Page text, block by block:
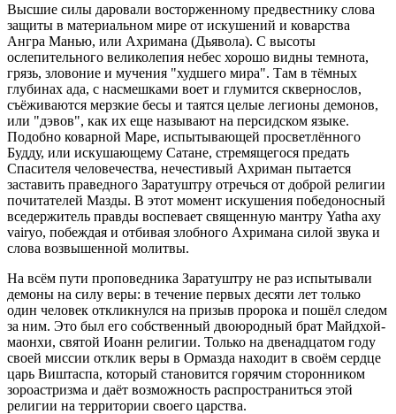
Высшие силы даровали восторженному предвестнику слова
защиты в материальном мире от искушений и коварства
Ангра Манью, или Ахримана (Дьявола). С высоты
ослепительного великолепия небес хорошо видны темнота,
грязь, зловоние и мучения "худшего мира". Там в тёмных
глубинах ада, с насмешками воет и глумится сквернослов,
съёживаются мерзкие бесы и таятся целые легионы демонов,
или "дэвов", как их еще называют на персидском языке.
Подобно коварной Маре, испытывающей просветлённого
Будду, или искушающему Сатане, стремящегося предать
Спасителя человечества, нечестивый Ахриман пытается
заставить праведного Заратуштру отречься от доброй религии
почитателей Мазды. В этот момент искушения победоносный
вседержитель правды воспевает священную мантру Yatha аху
vairyo, побеждая и отбивая злобного Ахримана силой звука и
слова возвышенной молитвы.
На всём пути проповедника Заратуштру не раз испытывали
демоны на силу веры: в течение первых десяти лет только
один человек откликнулся на призыв пророка и пошёл следом
за ним. Это был его собственный двоюродный брат Майдхой-
маонхи, святой Иоанн религии. Только на двенадцатом году
своей миссии отклик веры в Ормазда находит в своём сердце
царь Виштаспа, который становится горячим сторонником
зороастризма и даёт возможность распространиться этой
религии на территории своего царства.